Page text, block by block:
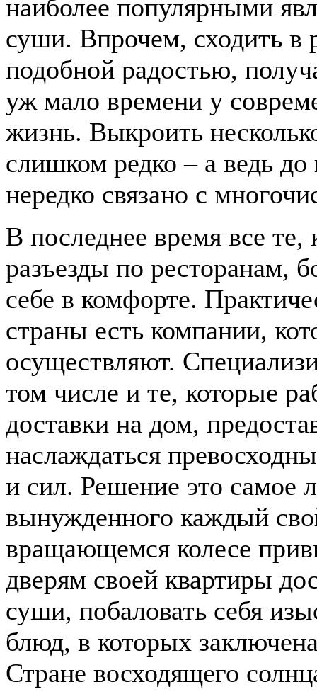
наиболее популярными
суши. Впрочем, сходить в
подобной радостью,
уж мало времени у
жизнь. Выкроить
слишком редко – а ведь
нередко связано с
В последнее время все те,
разъезды по ресторанам,
себе в комфорте.
страны есть компании,
осуществляют.
том числе и те, которые
доставки на дом,
наслаждаться
и сил. Решение это самое
вынужденного каждый
вращающемся колесе
дверям своей квартиры
суши, побаловать себя
блюд, в которых
Стране восходящего